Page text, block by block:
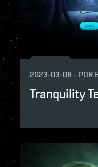
2023-03-08 - POR
Tranquility